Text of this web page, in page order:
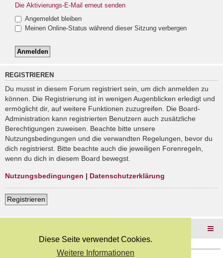
Diese Seite verwendet Cookies.
Weitere Informationen
Die Aktivierungs-E-Mail erneut senden
Angemeldet bleiben
Meinen Online-Status während dieser Sitzung verbergen
REGISTRIEREN
Du musst in diesem Forum registriert sein, um dich anmelden zu
können. Die Registrierung ist in wenigen Augenblicken erledigt und
ermöglicht dir, auf weitere Funktionen zuzugreifen. Die Board-
Administration kann registrierten Benutzern auch zusätzliche
Berechtigungen zuweisen. Beachte bitte unsere
Nutzungsbedingungen und die verwandten Regelungen, bevor du
dich registrierst. Bitte beachte auch die jeweiligen Forenregeln,
wenn du dich in diesem Board bewegst.
Nutzungsbedingungen | Datenschutzerklärung
Registrieren